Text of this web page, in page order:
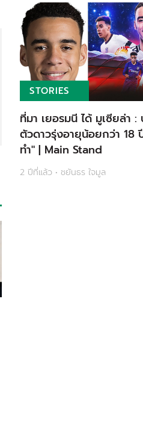
STORIES
ที่มา เยอรมนี ได้ มูเซียล่า
ตัวดาวรุ่งอายุน้อยกว่า
ทำ" | Main Stand
2 ปีที่แล้ว • ชยันธร ใจมูล